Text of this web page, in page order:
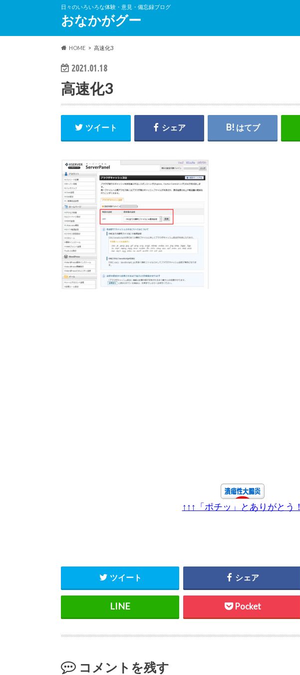
日々のいろいろな体験・意見・備忘録ブログ
おなかがグー
HOME 高速化3
2021.01.18
高速化3
ツイート シェア はてブ
↑↑↑「ポチッ」とありがとう！
ツイート シェア
Pocket
コメントを残す